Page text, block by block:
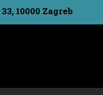
10000 Zagreb